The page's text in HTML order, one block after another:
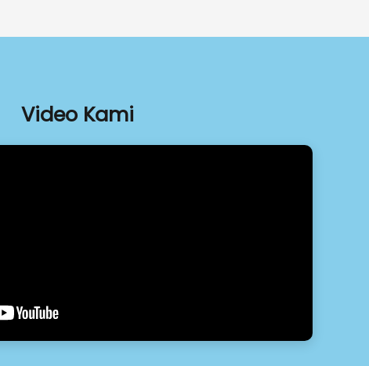
Video Kami